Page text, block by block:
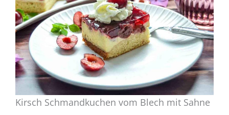
Kirsch Schmandkuchen vom Blech mit Sahne